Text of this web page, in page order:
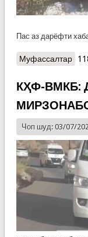
Пас аз дарёфти
Муфассалтаро
КҲФ-ВМКБ:
Чоп шуд: 03/07/